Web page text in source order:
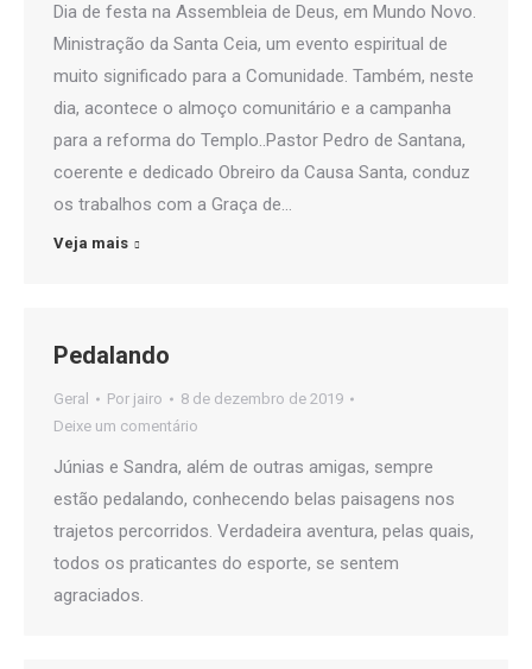
Dia de festa na Assembleia de Deus, em Mundo Novo.
Ministração da Santa Ceia, um evento espiritual de
muito significado para a Comunidade. Também, neste
dia, acontece o almoço comunitário e a campanha
para a reforma do Templo..Pastor Pedro de Santana,
coerente e dedicado Obreiro da Causa Santa, conduz
os trabalhos com a Graça de…
Veja mais
Pedalando
Geral Por jairo
8 de dezembro de 2019
Deixe um comentário
Júnias e Sandra, além de outras amigas, sempre
estão pedalando, conhecendo belas paisagens nos
trajetos percorridos. Verdadeira aventura, pelas quais,
todos os praticantes do esporte, se sentem
agraciados.